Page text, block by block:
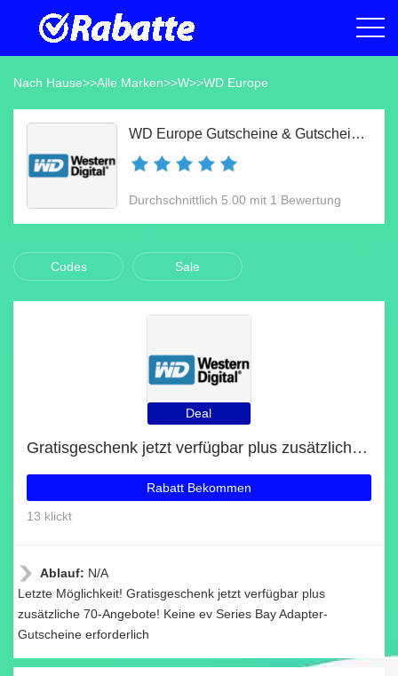
Nach Hause>>Alle Marken>>W>>WD Europe
WD Europe Gutscheine & Gutscheincodes Aug 2026
Durchschnittlich 5.00 mit 1 Bewertung
Codes Sale
Deal
Gratisgeschenk jetzt verfügbar plus zusätzliche 70-Angebote
Rabatt Bekommen
13 klickt
Ablauf: N/A
Letzte Möglichkeit! Gratisgeschenk jetzt verfügbar plus
zusätzliche 70-Angebote! Keine ev Series Bay Adapter-
Gutscheine erforderlich